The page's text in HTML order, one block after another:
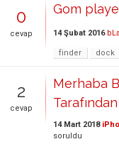
0
cevap
Gom
14 Şubat 2016
finder dock
2
cevap
Merhaba
14 Mart 2018
soruldu